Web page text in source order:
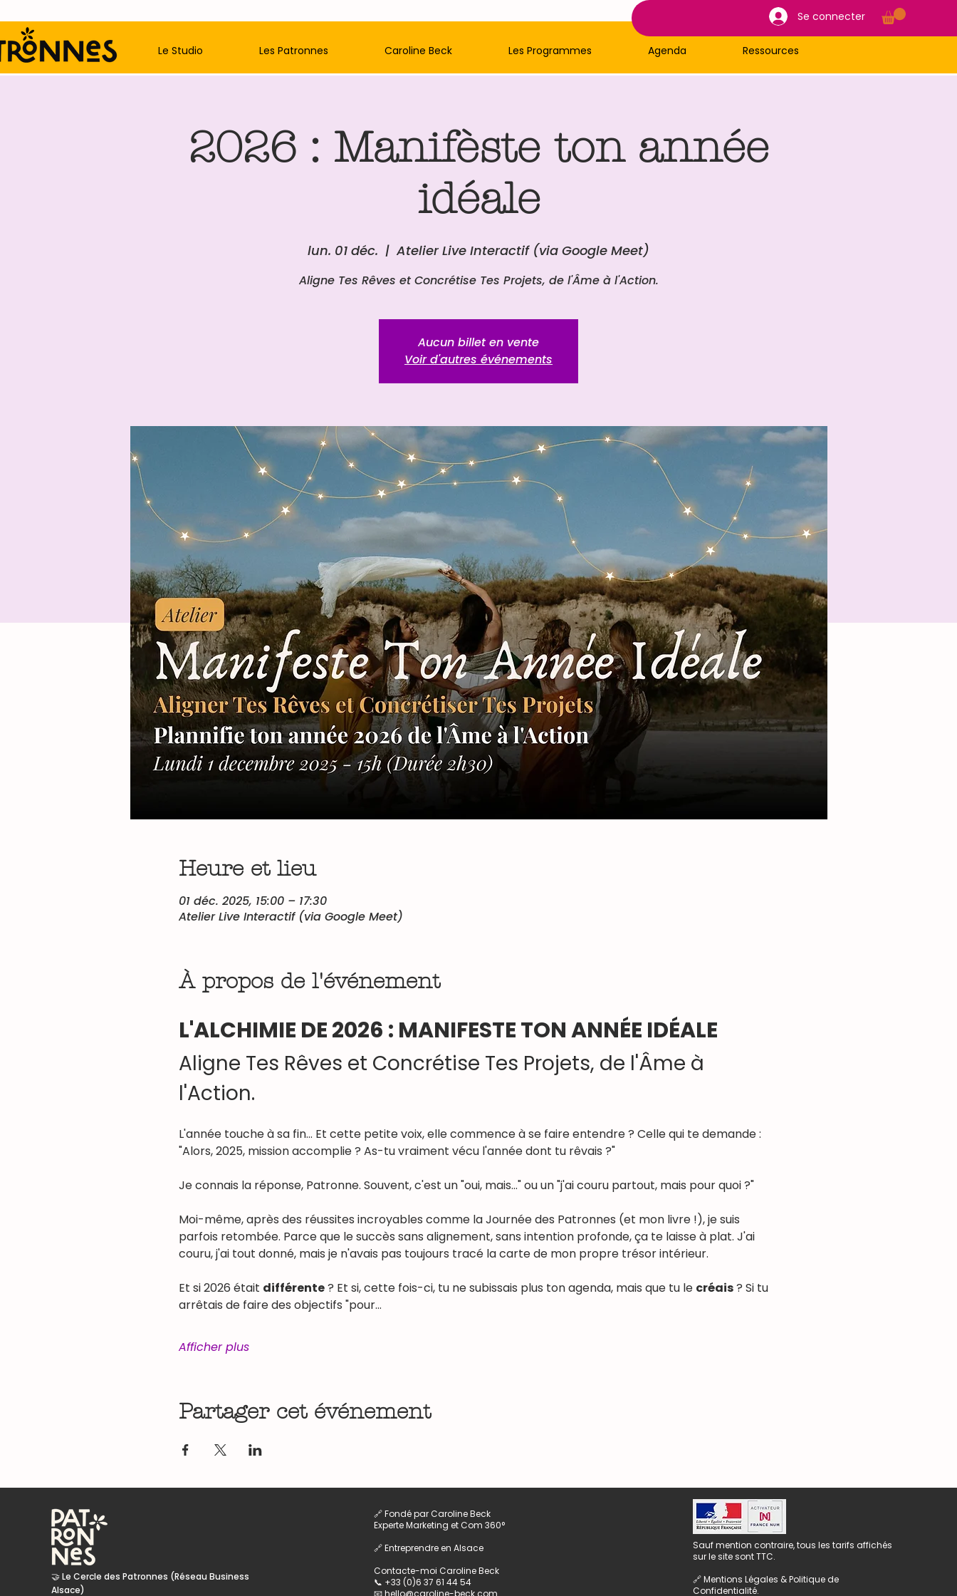
Le Studio Les Patronnes Caroline Beck Les Programmes Agenda Ressources
Se connecter
2026 : Manifèste ton année
idéale
lun. 01 déc.
  |
Atelier Live Interactif (via Google Meet)
Aligne Tes Rêves et Concrétise Tes Projets, de l'Âme à l'Action.
Aucun billet en vente
Voir d'autres événements
Heure et lieu
01 déc. 2025, 15:00 – 17:30
Atelier Live Interactif (via Google Meet)
À propos de l'événement
L'ALCHIMIE DE 2026 : MANIFESTE TON ANNÉE IDÉALE
Aligne Tes Rêves et Concrétise Tes Projets, de l'Âme à
l'Action.
L'année touche à sa fin... Et cette petite voix, elle commence à se faire entendre ? Celle qui te demande :
"Alors, 2025, mission accomplie ? As-tu vraiment vécu l'année dont tu rêvais ?"
Je connais la réponse, Patronne. Souvent, c'est un "oui, mais..." ou un "j'ai couru partout, mais pour quoi ?"
Moi-même, après des réussites incroyables comme la Journée des Patronnes (et mon livre !), je suis
parfois retombée. Parce que le succès sans alignement, sans intention profonde, ça te laisse à plat. J'ai
couru, j'ai tout donné, mais je n'avais pas toujours tracé la carte de mon propre trésor intérieur.
Et si 2026 était différente ? Et si, cette fois-ci, tu ne subissais plus ton agenda, mais que tu le créais ? Si tu
arrêtais de faire des objectifs "pour…
Afficher plus
Partager cet événement
🤝 Le Cercle des Patronnes (Réseau Business
Alsace)
🔗 Fondé par Caroline Beck
Experte Marketing et Com 360°
🔗 Entreprendre en Alsace
Contacte-moi Caroline Beck
📞 +33 (0)6 37 61 44 54
📧 hello@caroline-beck.com
Sauf mention contraire, tous les tarifs affichés
sur le site sont TTC.
🔗Mentions Légales & Politique de
Confidentialité.